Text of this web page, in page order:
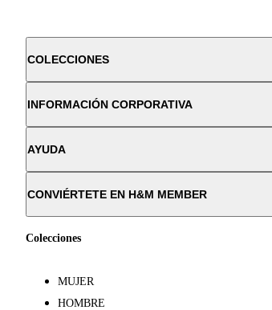
COLECCIONES
INFORMACIÓN CORPORATIVA
AYUDA
CONVIÉRTETE EN H&M MEMBER
Colecciones
MUJER
HOMBRE